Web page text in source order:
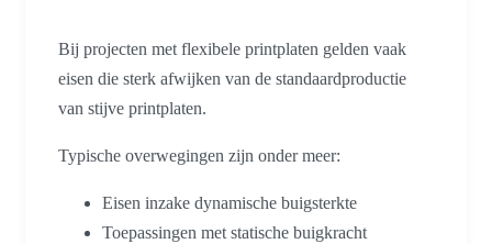
Bij projecten met flexibele printplaten gelden vaak
eisen die sterk afwijken van de standaardproductie
van stijve printplaten.
Typische overwegingen zijn onder meer:
Eisen inzake dynamische buigsterkte
Toepassingen met statische buigkracht